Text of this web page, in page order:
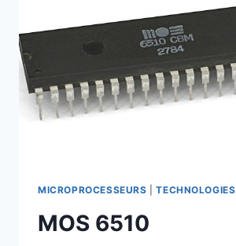
MICROPROCESSEURS |TECHNOLOGIES
MOS 6510